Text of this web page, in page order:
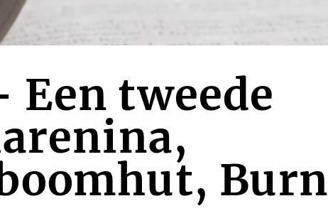
Een tweede
Burn